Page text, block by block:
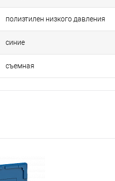
полиэтилен низкого давления
синие
съемная